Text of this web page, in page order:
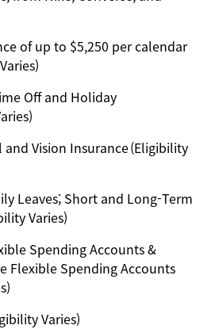
of up to $5,250 per calendar
Off and Holiday
and Vision Insurance (Eligibility
Leaves; Short and Long-Term
Varies)
Spending Accounts &
Flexible Spending Accounts
Varies)